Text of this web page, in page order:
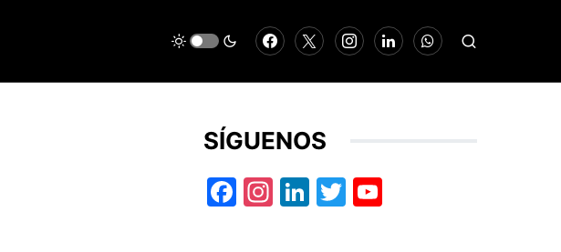
SÍGUENOS
Facebook
Instagram
LinkedIn
Twitter